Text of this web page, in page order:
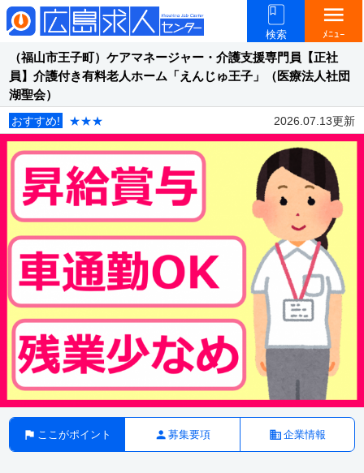
検索
menu
ﾒﾆｭｰ
（福山市王子町）ケアマネージャー・介護支援専門員【正社
員】介護付き有料老人ホーム「えんじゅ王子」（医療法人社団
湖聖会）
おすすめ! ★★★ 2026.07.13更新
ここがポイント 募集要項 企業情報